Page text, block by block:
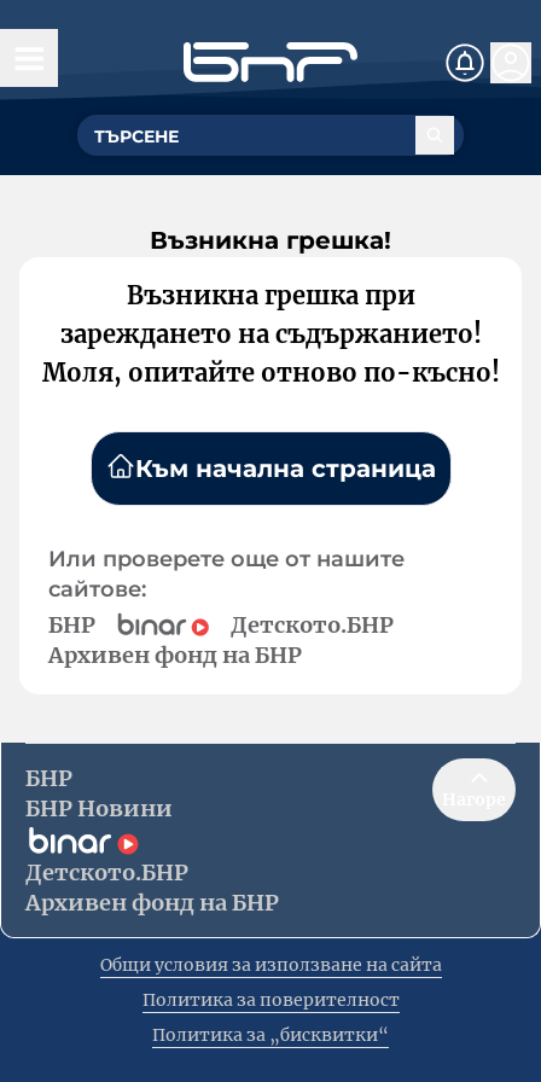
Възникна грешка!
Възникна грешка при
зареждането на съдържанието!
Моля, опитайте отново по-късно!
Към начална страница
Или проверете още от нашите
сайтове:
БНР
Детското.БНР
Архивен фонд на БНР
БНР
БНР Новини
Детското.БНР
Архивен фонд на БНР
Общи условия за използване на сайта
Политика за поверителност
Политика за „бисквитки“